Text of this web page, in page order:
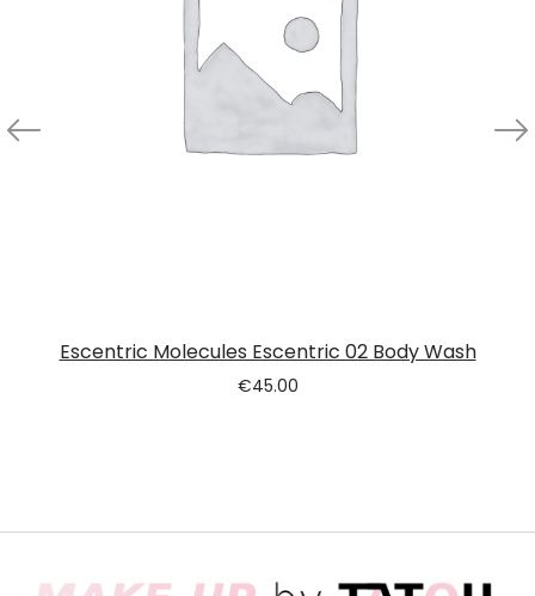
Escentric Molecules Escentric 02 Body Wash
€45.00